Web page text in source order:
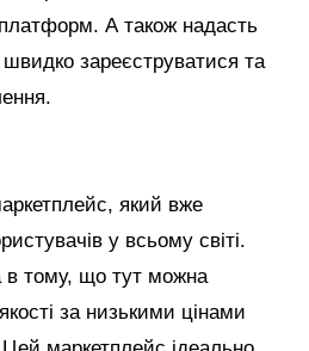
А також надасть
швидко зареєструватися та
який вже
у всьому світі.
в тому, що тут можна
за низькими цінами